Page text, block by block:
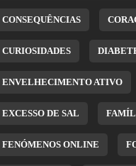
CONSEQUÊNCIAS
CURIOSIDADES
ENVELHECIMENTO ATIVO
EXCESSO DE SAL
FENÓMENOS ONLINE